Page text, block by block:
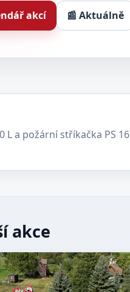
akcí 📰 Aktuálně
L a požární stříkačka PS 16
akce